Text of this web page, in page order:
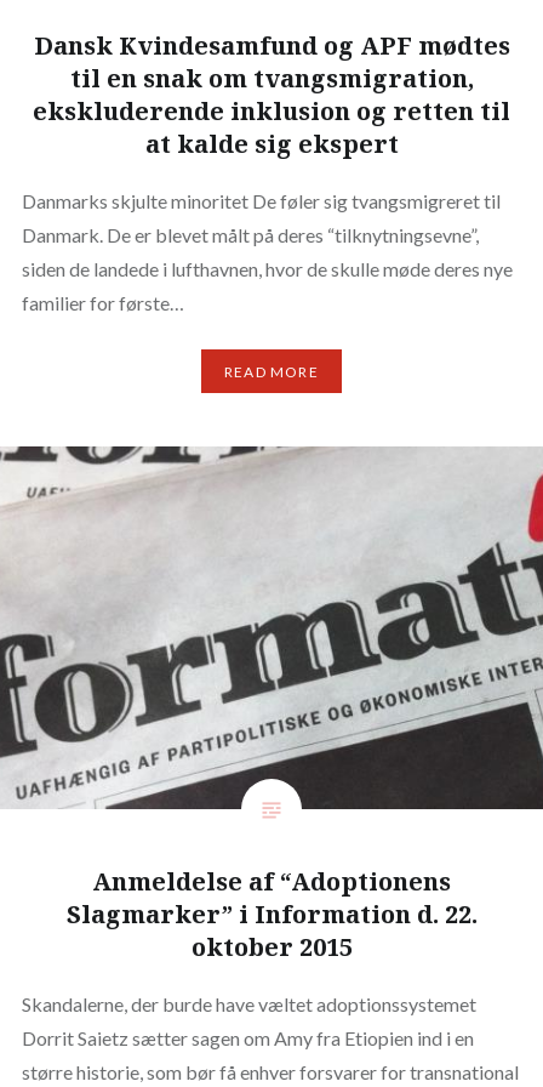
Dansk Kvindesamfund og APF mødtes
til en snak om tvangsmigration,
ekskluderende inklusion og retten til
at kalde sig ekspert
Danmarks skjulte minoritet De føler sig tvangsmigreret til
Danmark. De er blevet målt på deres “tilknytningsevne”,
siden de landede i lufthavnen, hvor de skulle møde deres nye
familier for første…
READ MORE
Anmeldelse af “Adoptionens
Slagmarker” i Information d. 22.
oktober 2015
Skandalerne, der burde have væltet adoptionssystemet
Dorrit Saietz sætter sagen om Amy fra Etiopien ind i en
større historie, som bør få enhver forsvarer for transnational